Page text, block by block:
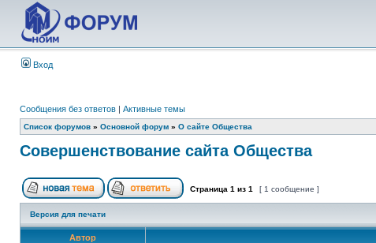
Вход
Сообщения без ответов | Активные темы
Список форумов » Основной форум » О сайте Общества
Совершенствование сайта Общества
Страница 1 из 1 [ 1 сообщение ]
Версия для печати
Автор